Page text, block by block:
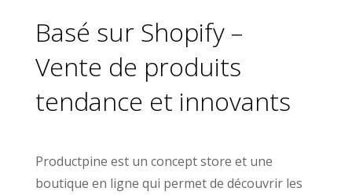
Basé sur Shopify –
Vente de produits
tendance et innovants
Productpine est un concept store et une
boutique en ligne qui permet de découvrir les